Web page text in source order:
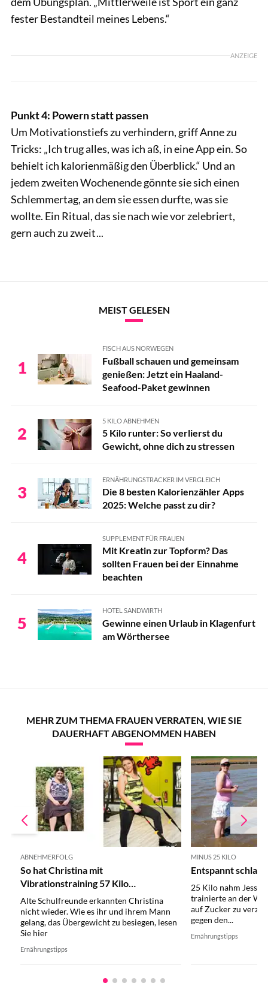
fester Bestandteil meines Lebens.“
ANZEIGE
Punkt 4: Powern statt passen
Um Motivationstiefs zu verhindern, griff Anne zu
Tricks: „Ich trug alles, was ich aß, in eine App ein. So
behielt ich kalorienmäßig den Überblick.“ Und an
jedem zweiten Wochenende gönnte sie sich einen
Schlemmertag, an dem sie essen durfte, was sie
wollte. Ein Ritual, das sie nach wie vor zelebriert,
gern auch zu zweit ...
MEIST GELESEN
1
FISCH AUS NORWEGEN
Fußball schauen und gemeinsam
genießen: Jetzt ein Haaland-
Seafood-Paket gewinnen
2
5 KILO ABNEHMEN
5 Kilo runter: So verlierst du
Gewicht, ohne dich zu stressen
3
ERNÄHRUNGSTRACKER IM VERGLEICH
Die 8 besten Kalorienzähler Apps
2025: Welche passt zu dir?
4
SUPPLEMENT FÜR FRAUEN
Mit Kreatin zur Topform? Das
sollten Frauen bei der Einnahme
beachten
5
HOTEL SANDWIRTH
Gewinne einen Urlaub in Klagenfurt
am Wörthersee
MEHR ZUM THEMA FRAUEN VERRATEN, WIE SIE
DAUERHAFT ABGENOMMEN HABEN
ABNEHMERFOLG
So hat Christina mit
Vibrationstraining 57 Kilo
abgenommen
Alte Schulfreunde erkannten Christina
nicht wieder. Wie es ihr und ihrem Mann
gelang, das Übergewicht zu besiegen, lesen
Sie hier
Ernährungstipps
MINUS 25 KILO
Entspannt
25 Kilo nahm
trainierte an der
auf Zucker zu
gegen den...
Ernährungstipps